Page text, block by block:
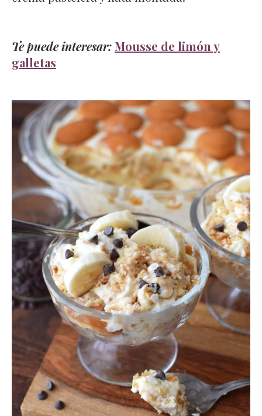
Te puede interesar:Mousse de limón y
galletas